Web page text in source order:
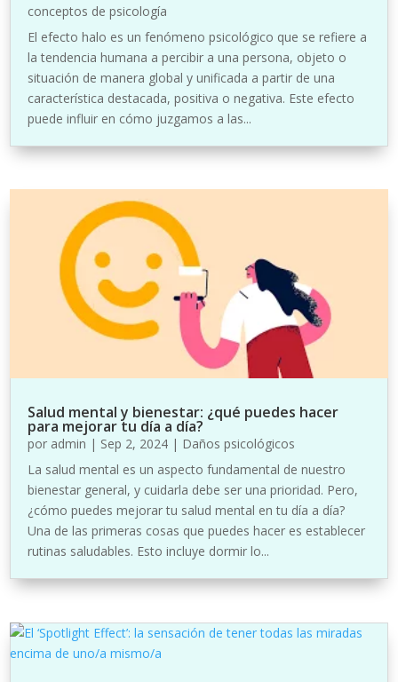
conceptos de psicología
El efecto halo es un fenómeno psicológico que se refiere a
la tendencia humana a percibir a una persona, objeto o
situación de manera global y unificada a partir de una
característica destacada, positiva o negativa. Este efecto
puede influir en cómo juzgamos a las...
Salud mental y bienestar: ¿qué puedes hacer
para mejorar tu día a día?
por admin | Sep 2, 2024 | Daños psicológicos
La salud mental es un aspecto fundamental de nuestro
bienestar general, y cuidarla debe ser una prioridad. Pero,
¿cómo puedes mejorar tu salud mental en tu día a día?
Una de las primeras cosas que puedes hacer es establecer
rutinas saludables. Esto incluye dormir lo...